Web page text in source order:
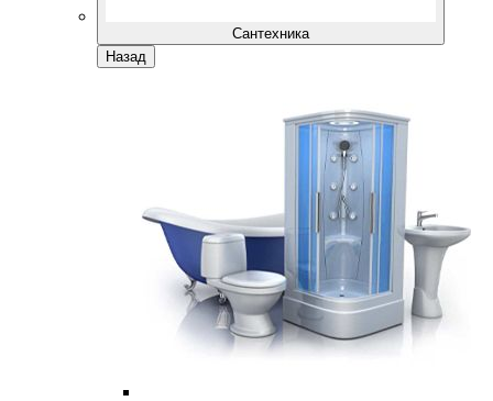
Сантехника
Назад